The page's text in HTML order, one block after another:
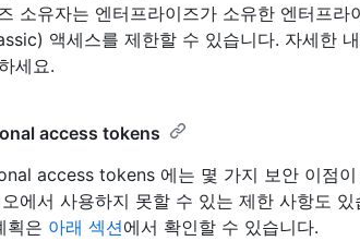
소유자는 엔터프라이즈가 소유한 엔터프
액세스를 제한할 수 있습니다. 자세한
세요.
access tokens
access tokens 에는 몇 가지 보안 이점
에서 사용하지 못할 수 있는 제한 사항도
획은 아래 섹션에서 확인할 수 있습니다.